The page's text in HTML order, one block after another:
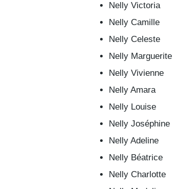
Nelly Victoria
Nelly Camille
Nelly Celeste
Nelly Marguerite
Nelly Vivienne
Nelly Amara
Nelly Louise
Nelly Joséphine
Nelly Adeline
Nelly Béatrice
Nelly Charlotte